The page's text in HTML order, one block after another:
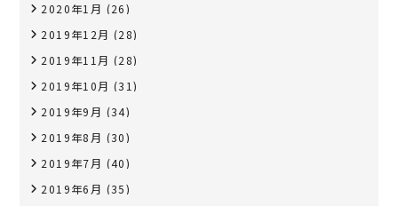
2020年1月 (26)
2019年12月 (28)
2019年11月 (28)
2019年10月 (31)
2019年9月 (34)
2019年8月 (30)
2019年7月 (40)
2019年6月 (35)